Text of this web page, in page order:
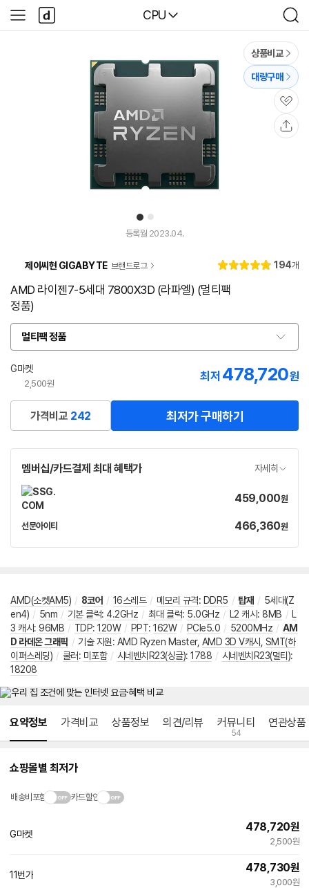
다나와
CPU
검
색
사
이
다
나
와
1 2
튜
상품비교
대량구매
관
심
등록월 2023.04.
제이씨현 GIGABYTE 브랜드로그
별
4.
리
194개
AMD 라이젠7-5세대 7800X3D (라파엘) (멀티팩
정품)
멀티팩 정품
옵
션
선
택
G마켓
2,500원
최저 478,720원
가격비교 242 최저가 구매하기
멤버십/카드결제 최대 혜택가 자세히
가
459,000원
선문아이티네
가
466,360원
AMD(소켓AM5) / 8코어 / 16스레드 / 메모리 규격: DDR5 / 탑재 / 5세대(Z
en4) / 5nm / 기본 클럭: 4.2GHz / 최대 클럭: 5.0GHz / L2 캐시: 8MB / L
3 캐시: 96MB / TDP: 120W / PPT: 162W / PCIe5.0 / 5200MHz / AM
D 라데온 그래픽 / 기술 지원: AMD Ryzen Master, AMD 3D V캐시
SMT(하
이퍼스레딩) / 쿨러: 미포함 / 시네벤치R23(싱글): 1788 / 시네벤치R23(멀티):
18208
요약정보 가격비교 상품정보 의견/리뷰 커뮤니티
54
연관상품
쇼핑몰별 최저가
배송비포함 카드할인
G마켓
478,720원
2,500원
11번가
478,730원
3,000원